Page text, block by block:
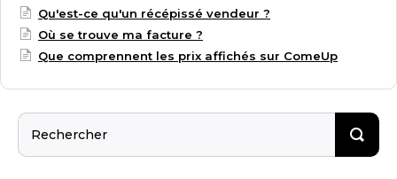
Qu'est-ce qu'un récépissé vendeur ?
Où se trouve ma facture ?
Que comprennent les prix affichés sur ComeUp